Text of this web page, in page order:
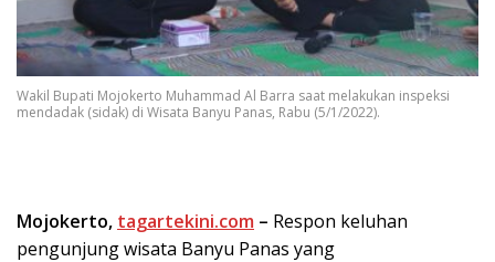
Wakil Bupati Mojokerto Muhammad Al Barra saat melakukan inspeksi
mendadak (sidak) di Wisata Banyu Panas, Rabu (5/1/2022).
Mojokerto, tagartekini.com – Respon keluhan
pengunjung wisata Banyu Panas yang